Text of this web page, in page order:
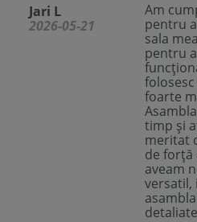
Jari L
2026-05-21
Am
pentru
sala
pentru
foarte
timp și
meritat
de forță
aveam
versatil,